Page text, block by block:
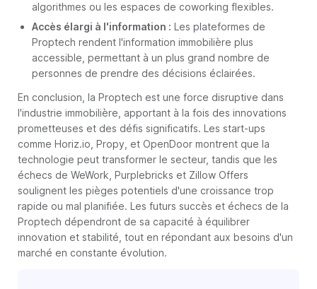
algorithmes ou les espaces de coworking flexibles.
Accès élargi à l'information : Les plateformes de
Proptech rendent l'information immobilière plus
accessible, permettant à un plus grand nombre de
personnes de prendre des décisions éclairées.
En conclusion, la Proptech est une force disruptive dans
l'industrie immobilière, apportant à la fois des innovations
prometteuses et des défis significatifs. Les start-ups
comme Horiz.io, Propy, et OpenDoor montrent que la
technologie peut transformer le secteur, tandis que les
échecs de WeWork, Purplebricks et Zillow Offers
soulignent les pièges potentiels d'une croissance trop
rapide ou mal planifiée. Les futurs succès et échecs de la
Proptech dépendront de sa capacité à équilibrer
innovation et stabilité, tout en répondant aux besoins d'un
marché en constante évolution.